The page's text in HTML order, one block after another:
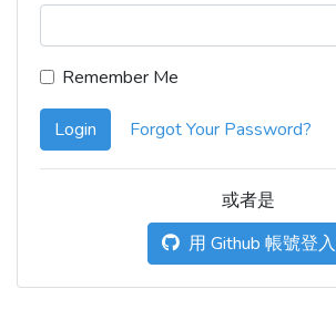
Remember Me
Login Forgot Your Password?
或者是
用 Github 帳號登入